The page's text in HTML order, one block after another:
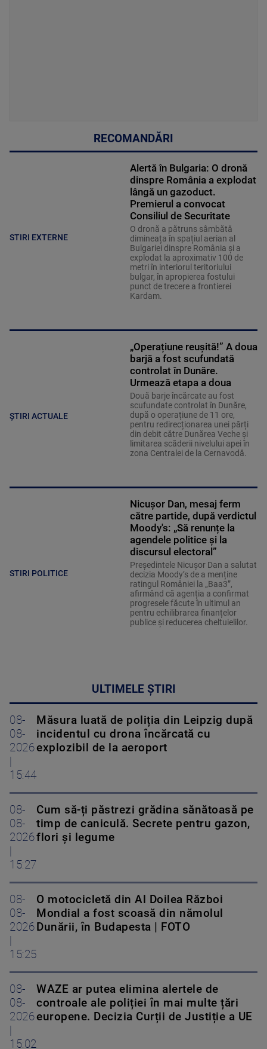
RECOMANDĂRI
STIRI EXTERNE
Alertă în Bulgaria: O dronă
dinspre România a explodat
lângă un gazoduct.
Premierul a convocat
Consiliul de Securitate
O dronă a pătruns sâmbătă
dimineața în spațiul aerian al
Bulgariei dinspre România și a
explodat la aproximativ 100 de
metri în interiorul teritoriului
bulgar, în apropierea fostului
punct de trecere a frontierei
Kardam.
ȘTIRI ACTUALE
„Operațiune reușită!” A doua
barjă a fost scufundată
controlat în Dunăre.
Urmează etapa a doua
Două barje încărcate au fost
scufundate controlat în Dunăre,
după o operațiune de 11 ore,
pentru redirecționarea unei părți
din debit către Dunărea Veche și
limitarea scăderii nivelului apei în
zona Centralei de la Cernavodă.
STIRI POLITICE
Nicușor Dan, mesaj ferm
către partide, după verdictul
Moody's: „Să renunțe la
agendele politice şi la
discursul electoral”
Președintele Nicușor Dan a salutat
decizia Moody’s de a menține
ratingul României la „Baa3”,
afirmând că agenția a confirmat
progresele făcute în ultimul an
pentru echilibrarea finanțelor
publice și reducerea cheltuielilor.
ULTIMELE ȘTIRI
08-
08-
2026
15:44
Măsura luată de poliția din Leipzig după
incidentul cu drona încărcată cu
explozibil de la aeroport
08-
08-
2026
15:27
Cum să-ți păstrezi grădina sănătoasă pe
timp de caniculă. Secrete pentru gazon,
flori și legume
08-
08-
2026
15:25
O motocicletă din Al Doilea Război
Mondial a fost scoasă din nămolul
Dunării, în Budapesta | FOTO
08-
08-
2026
15:02
WAZE ar putea elimina alertele de
controale ale poliției în mai multe țări
europene. Decizia Curții de Justiție a UE